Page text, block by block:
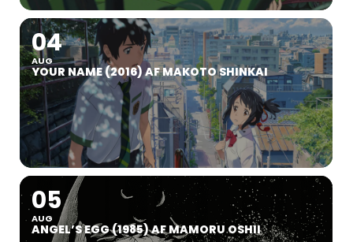
04
AUG
YOUR NAME (2016) AF MAKOTO SHINKAI
05
AUG
ANGEL’S EGG (1985) AF MAMORU OSHII